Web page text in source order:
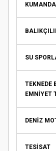
KUMANDA
SU
TEKNEDE
EMNİYET
DENİZ
TESİSAT